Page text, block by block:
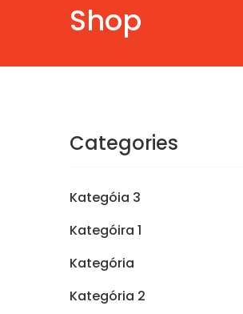
Shop
Categories
Kategóia 3
Kategóira 1
Kategória
Kategória 2